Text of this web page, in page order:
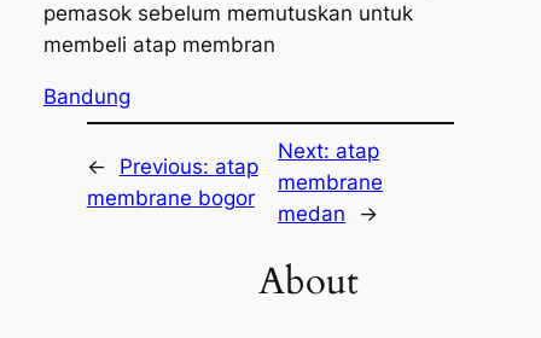
pemasok sebelum memutuskan untuk
membeli atap membran
Bandung
← Previous: atap
membrane bogor
Next: atap
membrane
medan
→
About